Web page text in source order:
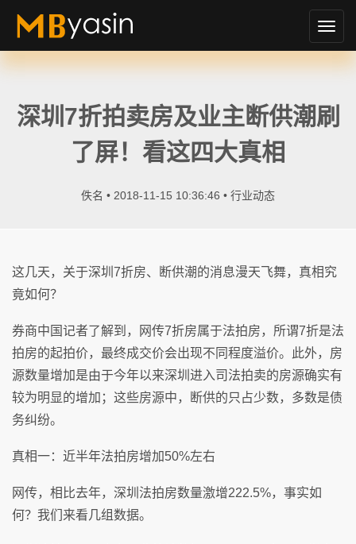
切
换
深圳7折拍卖房及业主断供潮刷
了屏！看这四大真相
佚名 • 2018-11-15 10:36:46 • 行业动态
这几天，关于深圳7折房、断供潮的消息漫天飞舞，真相究
竟如何？
券商中国记者了解到，网传7折房属于法拍房，所谓7折是法
拍房的起拍价，最终成交价会出现不同程度溢价。此外，房
源数量增加是由于今年以来深圳进入司法拍卖的房源确实有
较为明显的增加；这些房源中，断供的只占少数，多数是债
务纠纷。
真相一：近半年法拍房增加50%左右
网传，相比去年，深圳法拍房数量激增222.5%，事实如
何？我们来看几组数据。